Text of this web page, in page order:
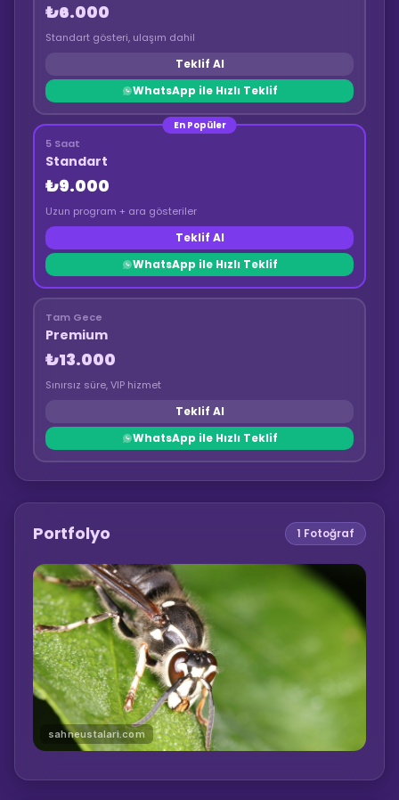
₺6.000
Standart gösteri, ulaşım dahil
Teklif Al
WhatsApp ile Hızlı Teklif
En Popüler
5 Saat
Standart
₺9.000
Uzun program + ara gösteriler
Teklif Al
WhatsApp ile Hızlı Teklif
Tam Gece
Premium
₺13.000
Sınırsız süre, VIP hizmet
Teklif Al
WhatsApp ile Hızlı Teklif
Portfolyo 1 Fotoğraf
sahneustalari.com